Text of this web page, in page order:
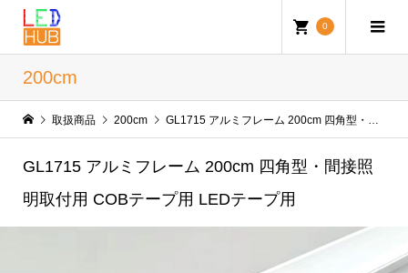
0
200cm
取扱商品 200cm GL1715 アルミフレーム 200cm 四角型・間接照明取付用 COBテープ用 LEDテープ用
GL1715 アルミフレーム 200cm 四角型・間接照
明取付用 COBテープ用 LEDテープ用